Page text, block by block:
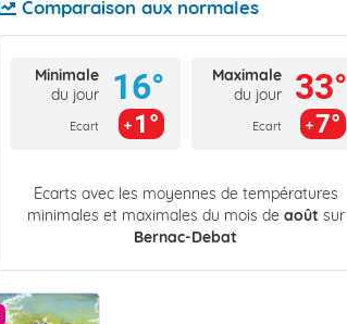
Comparaison aux normales
Minimale
du jour
Ecart
16°
1°
Maximale
du jour
Ecart
33°
7°
Écarts avec les moyennes de températures
minimales et maximales du mois de août sur
Bernac-Debat